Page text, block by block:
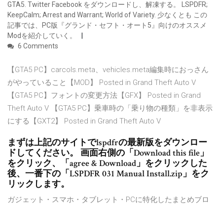
GTA5. Twitter Facebook をダウンロードし、解凍する。 LSPDFR;
KeepCalm; Arrest and Warrant; World of Variety. 少なくとも この
記事では、PC版『グランド・セフト・オート5』向けのオススメ
Modを紹介していく。
6 Comments
【GTA5 PC】carcols.meta、vehicles.meta編集時におっさん
がやっていること【MOD】 Posted in Grand Theft Auto V
【GTA5 PC】フォントの変更方法【GFX】 Posted in Grand
Theft Auto V 【GTA5 PC】乗車時の「乗り物の種類」を非表示
にする【GXT2】 Posted in Grand Theft Auto V
まずは上記のサイトでlspdfrの最新版をダウンロー
ドしてください。 画面右側の「Download this file」
をクリック、「agree & Download」をクリックした
後、一番下の「LSPDFR 031 Manual Install.zip」をク
リックします。
ガジェット・スマホ・タブレット・PCに特化したまとめブロ